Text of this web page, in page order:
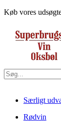
Køb vores
Særligt
Rødvin